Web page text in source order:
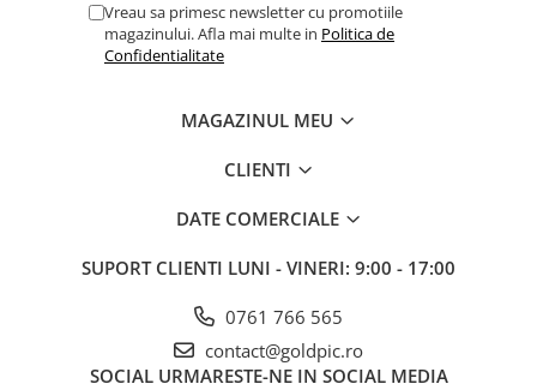
Vreau sa primesc newsletter cu promotiile
magazinului. Afla mai multe in Politica de
Confidentialitate
MAGAZINUL MEU
CLIENTI
DATE COMERCIALE
SUPORT CLIENTI LUNI - VINERI: 9:00 - 17:00
0761 766 565
contact@goldpic.ro
SOCIAL URMARESTE-NE IN SOCIAL MEDIA